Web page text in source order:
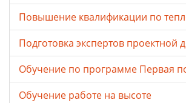
Повышение квалификации по
Подготовка экспертов проектной
Обучение по программе Первая
Обучение работе на высоте